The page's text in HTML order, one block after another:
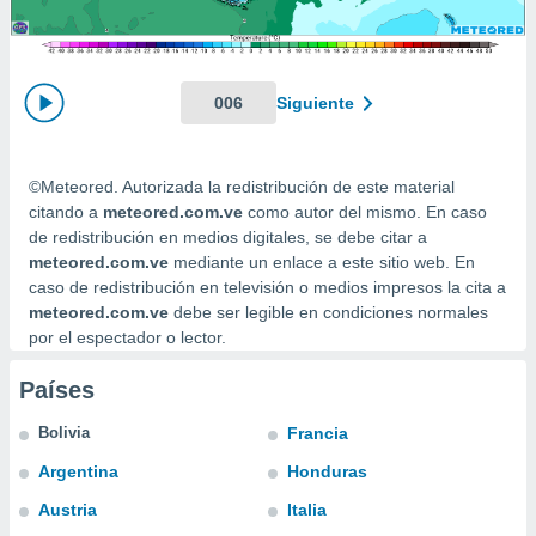
seguir
coste.
a la
la
todas
ya sean
nos
y análisis
así como
CONFIGURACIÓN
006 Siguiente
©Meteored. Autorizada la redistribución de este material
citando a meteored.com.ve como autor del mismo. En caso
de redistribución en medios digitales, se debe citar a
meteored.com.ve mediante un enlace a este sitio web. En
caso de redistribución en televisión o medios impresos la cita a
meteored.com.ve debe ser legible en condiciones normales
por el espectador o lector.
Países
Bolivia
Argentina
Austria
Francia
Honduras
Italia